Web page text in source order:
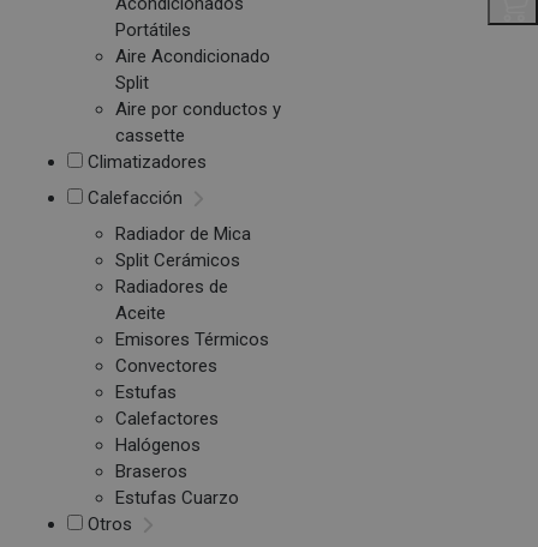
Portátiles
Aire Acondicionado
Split
Aire por conductos y
cassette
Climatizadores
Calefacción
Radiador de Mica
Split Cerámicos
Radiadores de
Aceite
Emisores Térmicos
Convectores
Estufas
Calefactores
Halógenos
Braseros
Estufas Cuarzo
Otros